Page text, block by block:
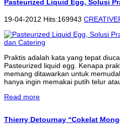
Pasteurized Liquid Egg, Solusi
19-04-2012 Hits:169943
Praktis adalah kata yang tepat
Pasteurized liquid egg. Kenapa
memang ditawarkan untuk
hanya ingin memakai putih telur
Read more
Thierry Detournay “Cokelat